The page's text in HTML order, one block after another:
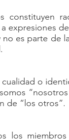
constituyen
expresiones
es parte de
o
de “los otros”.
los